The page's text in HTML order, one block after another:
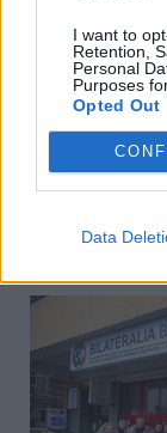
I want to
Retention,
Personal
Purposes
Opted Out
Data
Συνάντηση